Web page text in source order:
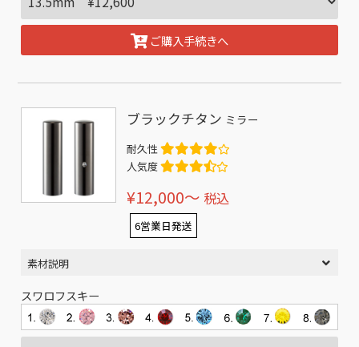
ご購入手続きへ
ブラックチタン ミラー
耐久性
人気度
¥12,000〜 税込
6営業日発送
素材説明
スワロフスキー